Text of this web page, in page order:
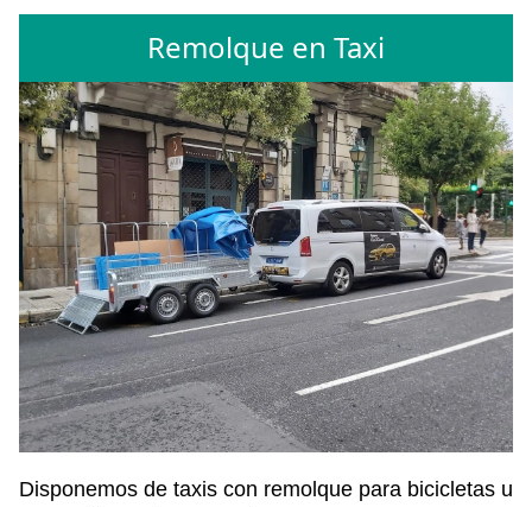
Remolque en Taxi
Disponemos de taxis con remolque para bicicletas u